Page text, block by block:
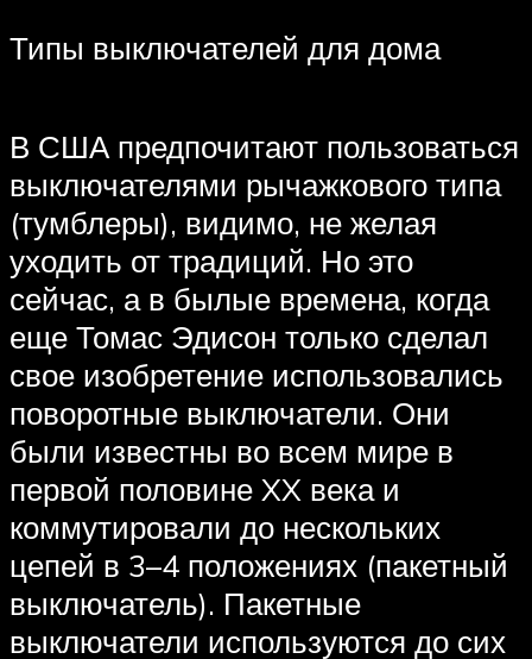
Типы выключателей для дома
В США предпочитают пользоваться
выключателями рычажкового типа
(тумблеры), видимо, не желая
уходить от традиций. Но это
сейчас, а в былые времена, когда
еще Томас Эдисон только сделал
свое изобретение использовались
поворотные выключатели. Они
были известны во всем мире в
первой половине XX века и
коммутировали до нескольких
цепей в 3–4 положениях (пакетный
выключатель). Пакетные
выключатели используются до сих